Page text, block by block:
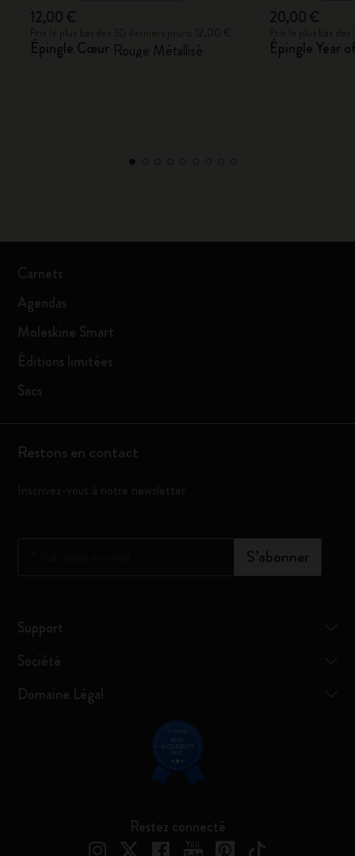
12,00 €
Épingle Cœur Rouge Métallisé
20,00 €
Épingle Year
Carnets
Agendas
Moleskine Smart
Éditions limitées
Sacs
Restons en contact
Inscrivez-vous à notre newsletter
S’abonner
Support
Société
Domaine Légal
Restez connecté